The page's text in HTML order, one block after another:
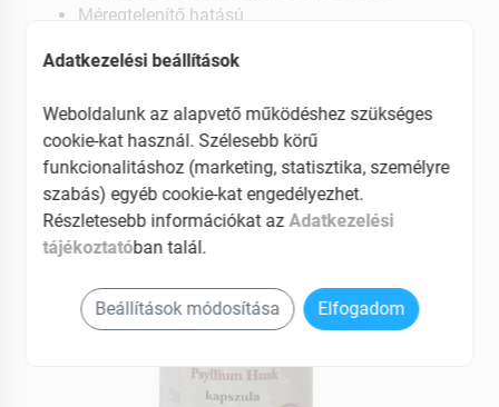
Méregtelenítő hatású
Adatkezelési beállítások
Weboldalunk az alapvető működéshez szükséges
cookie-kat használ. Szélesebb körű
funkcionalitáshoz (marketing, statisztika, személyre
szabás) egyéb cookie-kat engedélyezhet.
Részletesebb információkat azAdatkezelési
tájékoztatóban talál.
Beállítások módosítása Elfogadom